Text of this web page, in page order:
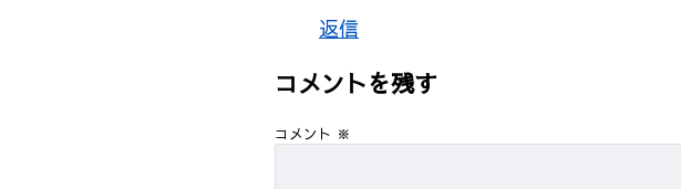
返信
コメントを残す
コメント ※